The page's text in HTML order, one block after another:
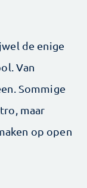
de enige
Van
Sommige
maar
op open